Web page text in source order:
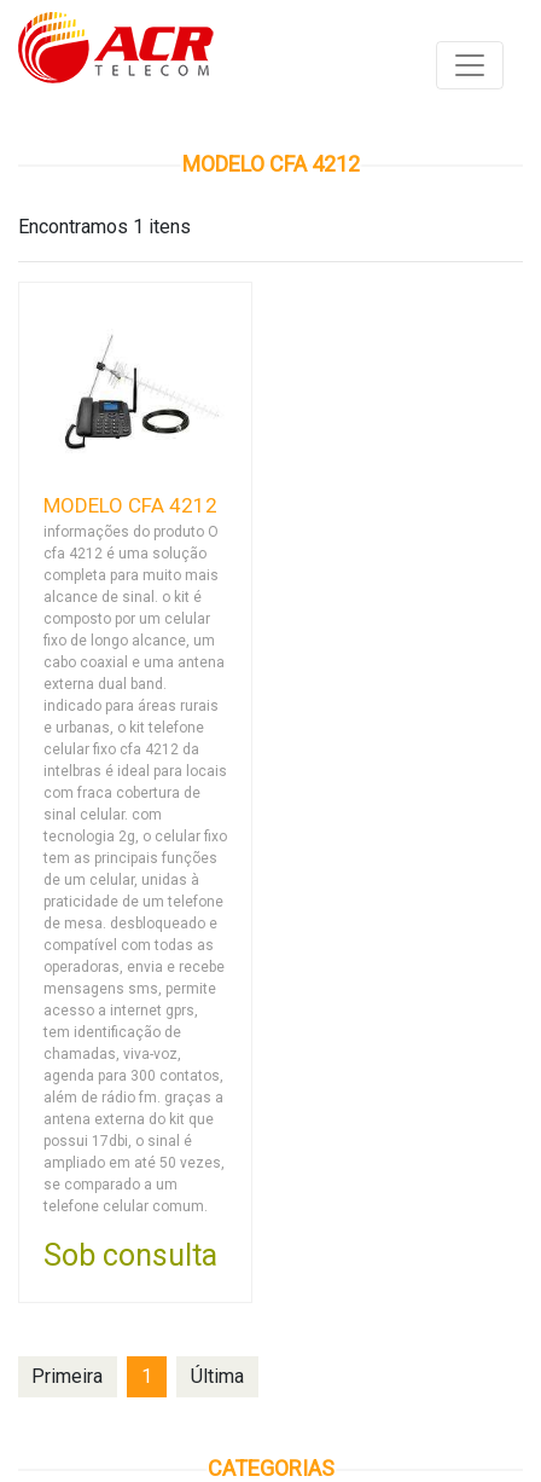
CATEGORIAS
MODELO CFA 4212
Encontramos 1 itens
MODELO CFA 4212
informações do produto O
cfa 4212 é uma solução
completa para muito mais
alcance de sinal. o kit é
composto por um celular
fixo de longo alcance, um
cabo coaxial e uma antena
externa dual band.
indicado para áreas rurais
e urbanas, o kit telefone
celular fixo cfa 4212 da
intelbras é ideal para locais
com fraca cobertura de
sinal celular. com
tecnologia 2g, o celular fixo
tem as principais funções
de um celular, unidas à
praticidade de um telefone
de mesa. desbloqueado e
compatível com todas as
operadoras, envia e recebe
mensagens sms, permite
acesso a internet gprs,
tem identificação de
chamadas, viva-voz,
agenda para 300 contatos,
além de rádio fm. graças a
antena externa do kit que
possui 17dbi, o sinal é
ampliado em até 50 vezes,
se comparado a um
telefone celular comum.
Sob consulta
Primeira 1 Última